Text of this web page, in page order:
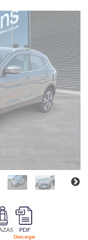
PDF
Descargar